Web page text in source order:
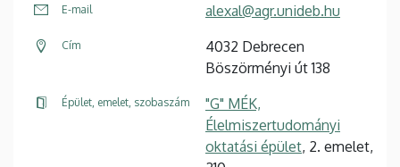
E-mail alexal@agr.unideb.hu
Cím
4032 Debrecen
Böszörményi út 138
Épület, emelet, szobaszám
"G" MÉK,
Élelmiszertudományi
oktatási épület, 2. emelet,